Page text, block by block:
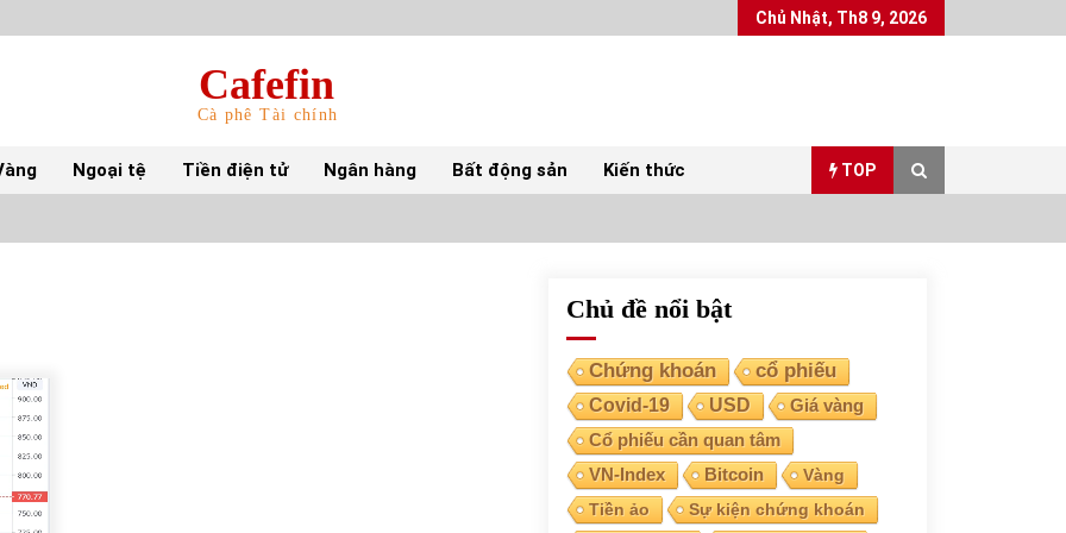
Chủ Nhật, Th8 9, 2026
Cafefin
Cà phê Tài chính
Ngoại tệ Tiền điện tử Ngân hàng Bất động sản Kiến thức TOP
Top 10 mặt hàng Việt Nam xuất khẩu nhiều
nhất tháng 5/2022
Bất ổn từ các cuộc đấu giá đất ở Thanh Hoá
31/05/2022
Chứng khoán ngày 30/5/2022: Top 10 cổ
Chủ đề nổi bật
Chứng khoán cổ phiếu
Covid-19 USD
Giá vàng
Cổ phiếu cần quan tâm
VN-Index Bitcoin
Vàng
Tiền ảo
Sự kiện chứng khoán